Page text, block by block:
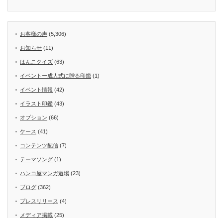
お客様の声 (5,306)
お知らせ (11)
はんこクイズ (63)
イベントー成人式に贈る印鑑 (1)
イベント情報 (42)
イラスト印鑑 (43)
オプション (66)
ケース (41)
コンテンツ配信 (7)
テーマソング (1)
ハンコ屋マンガ道場 (23)
ブログ (362)
プレスリリース (4)
メディア掲載 (25)